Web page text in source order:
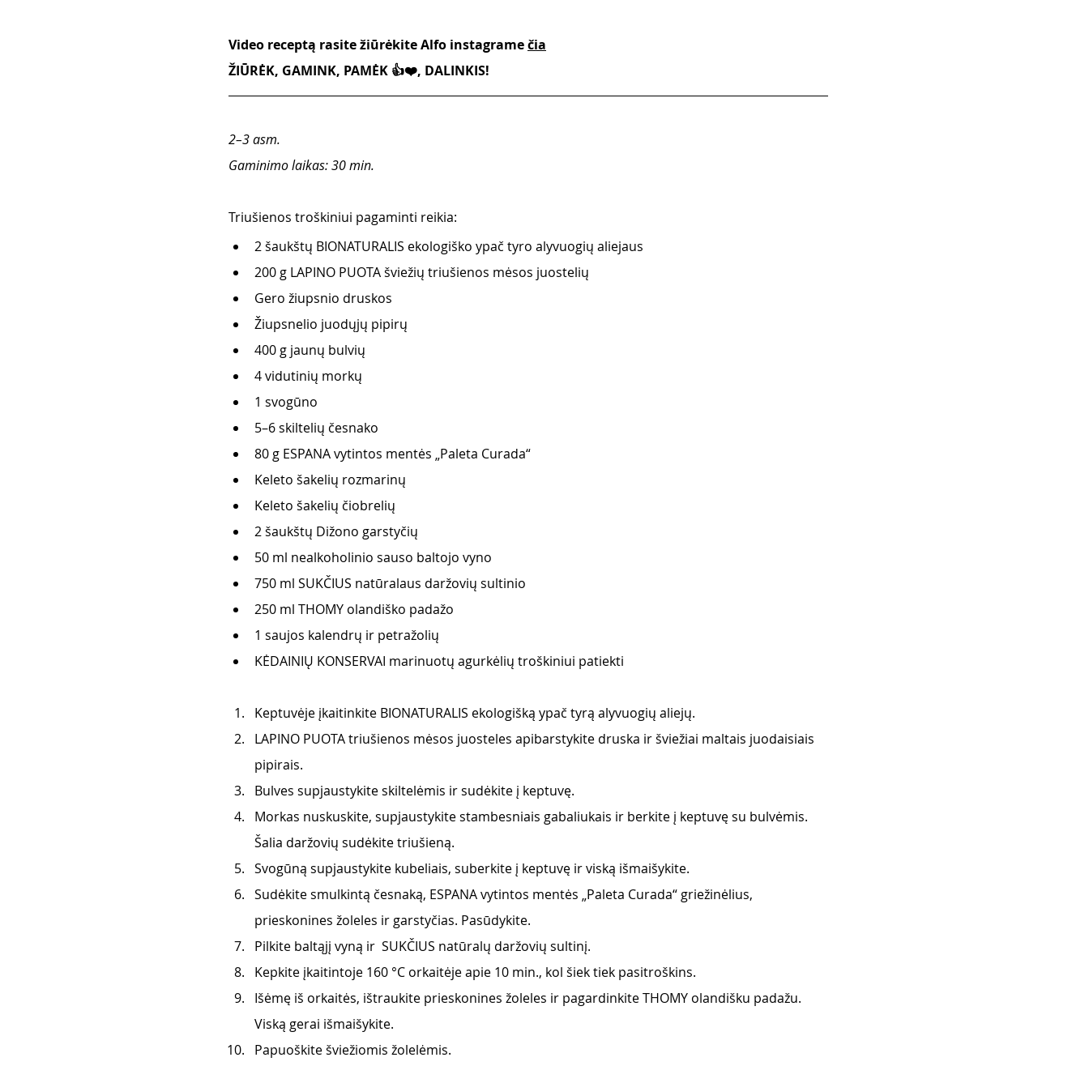
Video receptą rasite žiūrėkite Alfo instagrame čia
ŽIŪRĖK, GAMINK, PAMĖK 👍❤️, DALINKIS!
2–3 asm.
Gaminimo laikas: 30 min.
Triušienos troškiniui pagaminti reikia:
2 šaukštų BIONATURALIS ekologiško ypač tyro alyvuogių aliejaus
200 g LAPINO PUOTA šviežių triušienos mėsos juostelių
Gero žiupsnio druskos
Žiupsnelio juodųjų pipirų
400 g jaunų bulvių
4 vidutinių morkų
1 svogūno
5–6 skiltelių česnako
80 g ESPANA vytintos mentės „Paleta Curada“
Keleto šakelių rozmarinų
Keleto šakelių čiobrelių
2 šaukštų Dižono garstyčių
50 ml nealkoholinio sauso baltojo vyno
750 ml SUKČIUS natūralaus daržovių sultinio
250 ml THOMY olandiško padažo
1 saujos kalendrų ir petražolių
KĖDAINIŲ KONSERVAI marinuotų agurkėlių troškiniui patiekti
Keptuvėje įkaitinkite BIONATURALIS ekologišką ypač tyrą alyvuogių aliejų.
LAPINO PUOTA triušienos mėsos juosteles apibarstykite druska ir šviežiai maltais juodaisiais
pipirais.
Bulves supjaustykite skiltelėmis ir sudėkite į keptuvę.
Morkas nuskuskite, supjaustykite stambesniais gabaliukais ir berkite į keptuvę su bulvėmis.
Šalia daržovių sudėkite triušieną.
Svogūną supjaustykite kubeliais, suberkite į keptuvę ir viską išmaišykite.
Sudėkite smulkintą česnaką, ESPANA vytintos mentės „Paleta Curada“ griežinėlius,
prieskonines žoleles ir garstyčias. Pasūdykite.
Pilkite baltąjį vyną ir  SUKČIUS natūralų daržovių sultinį.
Kepkite įkaitintoje 160 °C orkaitėje apie 10 min., kol šiek tiek pasitroškins.
Išėmę iš orkaitės, ištraukite prieskonines žoleles ir pagardinkite THOMY olandišku padažu.
Viską gerai išmaišykite.
Papuoškite šviežiomis žolelėmis.